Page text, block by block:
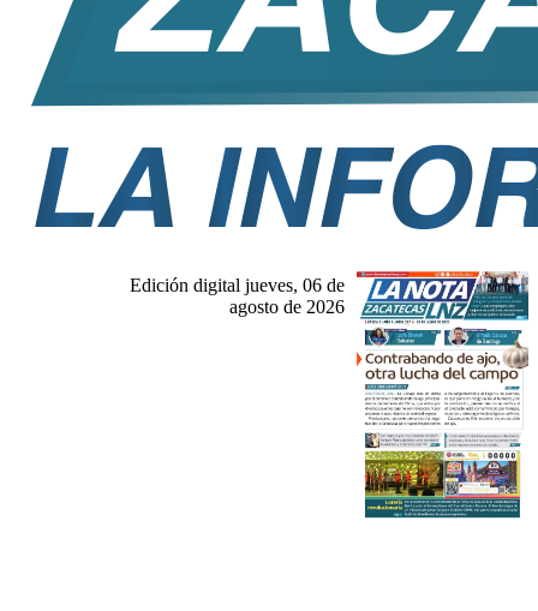
Edición digital jueves, 06 de
agosto de 2026